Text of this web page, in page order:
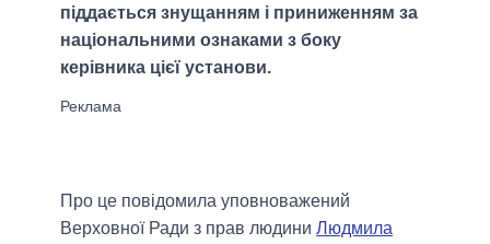
піддається знущанням і приниженням за
національними ознаками з боку
керівника цієї установи.
Про це повідомила уповноважений
Верховної Ради з прав людини Людмила